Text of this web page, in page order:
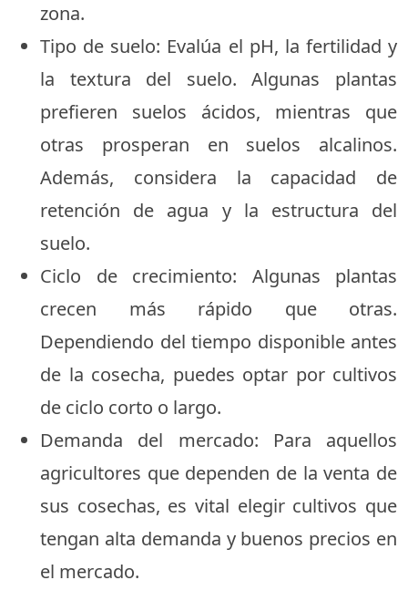
zona.
Tipo de suelo: Evalúa el pH, la fertilidad y
la textura del suelo. Algunas plantas
prefieren suelos ácidos, mientras que
otras prosperan en suelos alcalinos.
Además, considera la capacidad de
retención de agua y la estructura del
suelo.
Ciclo de crecimiento: Algunas plantas
crecen más rápido que otras.
Dependiendo del tiempo disponible antes
de la cosecha, puedes optar por cultivos
de ciclo corto o largo.
Demanda del mercado: Para aquellos
agricultores que dependen de la venta de
sus cosechas, es vital elegir cultivos que
tengan alta demanda y buenos precios en
el mercado.